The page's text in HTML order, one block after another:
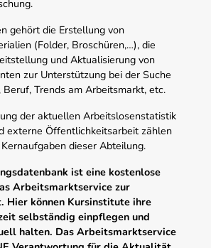
gehört die Erstellung von
(Folder, Broschüren,…), die
und Aktualisierung von
zur Unterstützung bei der Suche
Beruf, Trends am Arbeitsmarkt, etc.
der aktuellen Arbeitslosenstatistik
externe Öffentlichkeitsarbeit zählen
dieser Abteilung.
ist eine kostenlose
Arbeitsmarktservice zur
Hier können Kursinstitute ihre
selbständig einpflegen und
halten. Das Arbeitsmarktservice